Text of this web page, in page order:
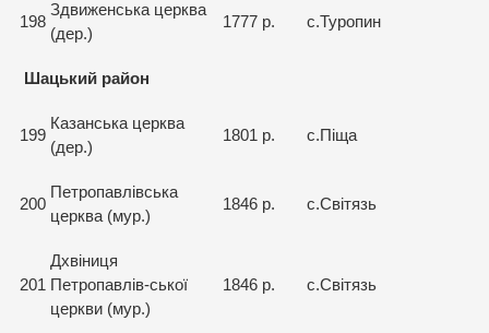
198
Здвиженська церква
(дер.)
1777 р. с.Туропин
Шацький район
199
Казанська церква
(дер.)
1801 р. с.Піща
200
Петропавлівська
церква (мур.)
1846 р. с.Світязь
201
Дхвіниця
Петропавлів-ської
церкви (мур.)
1846 р. с.Світязь